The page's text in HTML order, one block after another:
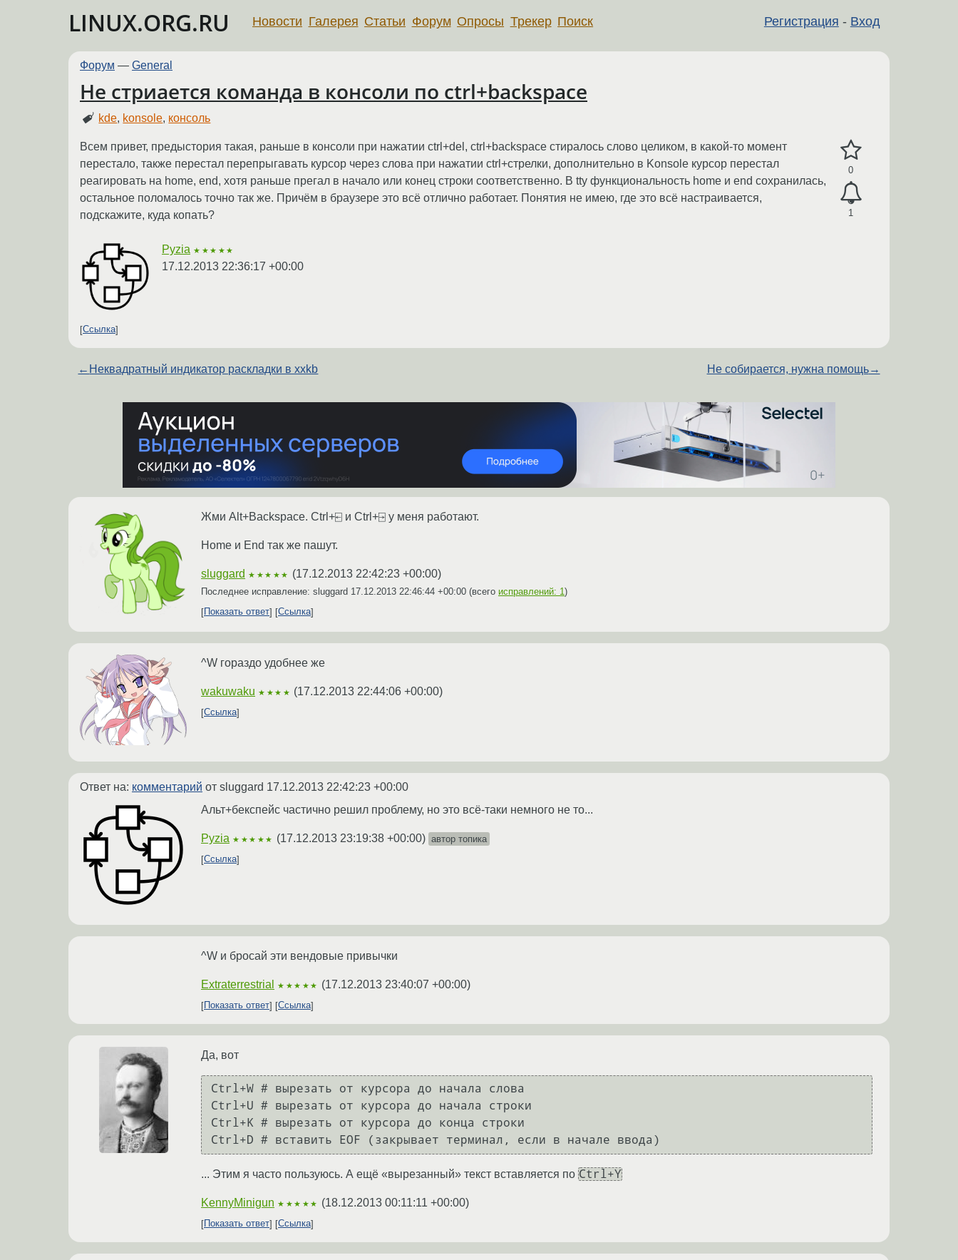
LINUX.ORG.RU Регистрация - Вход
Новости Галерея Статьи Форум Опросы Трекер Поиск
Форум — General
Не стриается команда в консоли по ctrl+backspace
kde, konsole, консоль
0
1
Всем привет, предыстория такая, раньше в консоли при нажатии ctrl+del, ctrl+backspace стиралось слово целиком, в какой-то момент
перестало, также перестал перепрыгавать курсор через слова при нажатии ctrl+стрелки, дополнительно в Konsole курсор перестал
реагировать на home, end, хотя раньше прегал в начало или конец строки соответственно. В tty функциональность home и end сохранилась,
остальное поломалось точно так же. Причём в браузере это всё отлично работает. Понятия не имею, где это всё настраивается,
подскажите, куда копать?
Pyzia ★★★★★
17.12.2013 22:36:17 +00:00
Ссылка
← Неквадратный индикатор раскладки в xxkb Не собирается, нужна помощь→
Жми Alt+Backspace. Ctrl+⍇ и Ctrl+⍈ у меня работают.
Home и End так же пашут.
sluggard ★★★★★ (17.12.2013 22:42:23 +00:00)
Последнее исправление: sluggard 17.12.2013 22:46:44 +00:00 (всего исправлений: 1 )
Показать ответ
Ссылка
^W гораздо удобнее же
wakuwaku ★★★★ (17.12.2013 22:44:06 +00:00)
Ссылка
Ответ на: комментарий от sluggard 17.12.2013 22:42:23 +00:00
Альт+бекспейс частично решил проблему, но это всё-таки немного не то...
Pyzia ★★★★★ (17.12.2013 23:19:38 +00:00) автор топика
Ссылка
^W и бросай эти вендовые привычки
Extraterrestrial ★★★★★ (17.12.2013 23:40:07 +00:00)
Показать ответ Ссылка
Да, вот
Ctrl+W # вырезать от курсора до начала слова
Ctrl+U # вырезать от курсора до начала строки
Ctrl+K # вырезать от курсора до конца строки
... Этим я часто пользуюсь. А ещё «вырезанный» текст вставляется по Ctrl+Y
KennyMinigun ★★★★★ (18.12.2013 00:11:11 +00:00)
Показать ответ Ссылка